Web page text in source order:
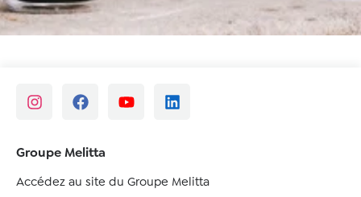
Groupe Melitta
Accédez au site du Groupe Melitta